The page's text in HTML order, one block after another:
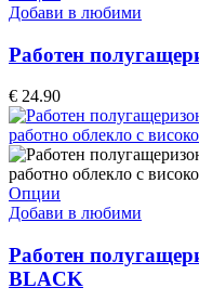
product
page
product
multiple
variants.
The
options
may
be
chosen
the
product
Добави в любими
Работен
€ 24.90
Опции
product
multiple
variants.
The
Добави в любими
Работен
BLACK